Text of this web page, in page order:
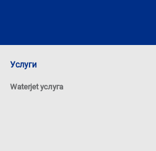
Услуги
Waterjet услуга